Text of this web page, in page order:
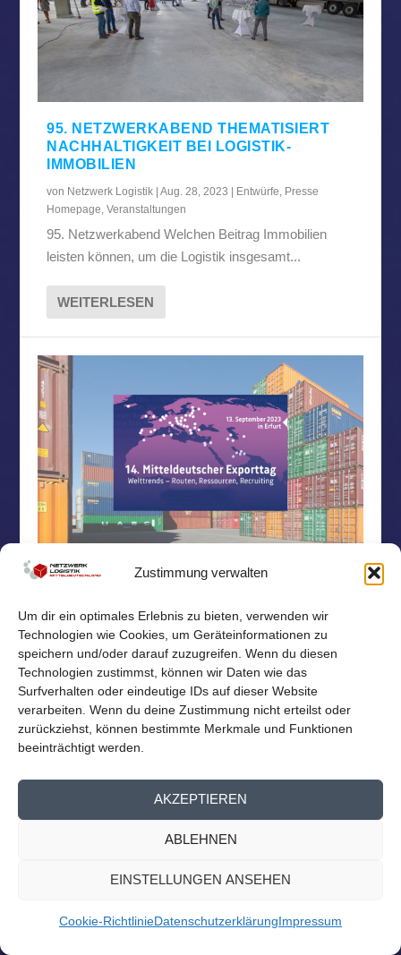
Zustimmung verwalten
Um dir ein optimales Erlebnis zu bieten, verwenden wir
Technologien wie Cookies, um Geräteinformationen zu
speichern und/oder darauf zuzugreifen. Wenn du diesen
Technologien zustimmst, können wir Daten wie das
Surfverhalten oder eindeutige IDs auf dieser Website
verarbeiten. Wenn du deine Zustimmung nicht erteilst oder
zurückziehst, können bestimmte Merkmale und Funktionen
beeinträchtigt werden.
AKZEPTIEREN
ABLEHNEN
EINSTELLUNGEN ANSEHEN
Cookie-RichtlinieDatenschutzerklärungImpressum
95. NETZWERKABEND THEMATISIERT
NACHHALTIGKEIT BEI LOGISTIK-
IMMOBILIEN
von Netzwerk Logistik |Aug. 28, 2023 Entwürfe, Presse
Homepage,Veranstaltungen
95. Netzwerkabend Welchen Beitrag Immobilien
leisten können, um die Logistik insgesamt...
WEITERLESEN
LOGISTIKNETZWERK BEIM
vonNetzwerk Logistik|Aug. 23, 2023|Nachrichten,Presse
Homepage
Logistiknetzwerk beim Mitteldeutschen Exporttag Am
13. September findet der 14. Mitteldeutsche...
WEITERLESEN